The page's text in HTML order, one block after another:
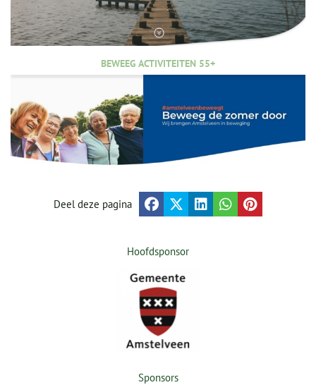
BEWEEG ACTIVITEITEN 55+
Deel deze pagina
Hoofdsponsor
Sponsors